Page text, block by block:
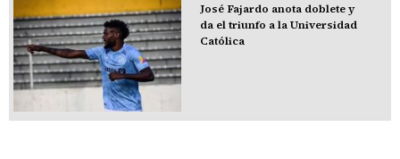
José Fajardo anota doblete y
da el triunfo a la Universidad
Católica